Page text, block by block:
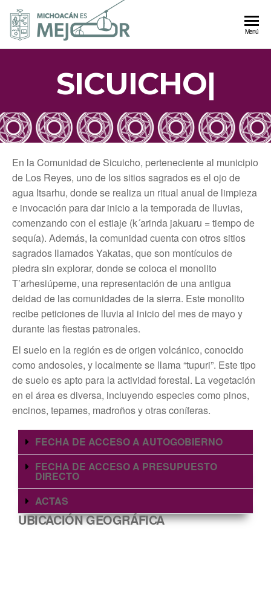
Autogobierno
Michoacán
Menú
SICUICHO|
En la Comunidad de Sicuicho, perteneciente al municipio
de Los Reyes, uno de los sitios sagrados es el ojo de
agua Itsarhu, donde se realiza un ritual anual de limpieza
e invocación para dar inicio a la temporada de lluvias,
comenzando con el estiaje (k´arinda jakuaru = tiempo de
sequía). Además, la comunidad cuenta con otros sitios
sagrados llamados Yakatas, que son montículos de
piedra sin explorar, donde se coloca el monolito
T’arhesiúpeme, una representación de una antigua
deidad de las comunidades de la sierra. Este monolito
recibe peticiones de lluvia al inicio del mes de mayo y
durante las fiestas patronales.
El suelo en la región es de origen volcánico, conocido
como andosoles, y localmente se llama “tupuri”. Este tipo
de suelo es apto para la actividad forestal. La vegetación
en el área es diversa, incluyendo especies como pinos,
encinos, tepames, madroños y otras coníferas.
FECHA DE ACCESO A AUTOGOBIERNO
FECHA DE ACCESO A PRESUPUESTO
DIRECTO
ACTAS
UBICACIÓN GEOGRÁFICA